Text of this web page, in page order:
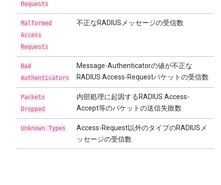
Requests
Malformed
Access
Requests
不正なRADIUSメッセージの受信数
Bad
Authenticators
Message-Authenticatorの値が不正な
RADIUS Access-Requestパケットの受信数
Packets
Dropped
内部処理に起因するRADIUS Access-
Accept等のパケットの送信失敗数
Unknown Types
Access-Request以外のタイプのRADIUSメ
ッセージの受信数